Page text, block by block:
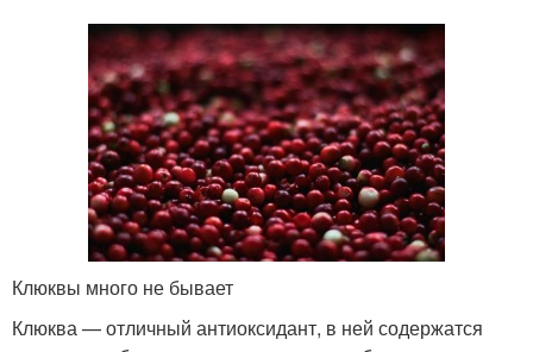
Клюквы много не бывает
Клюква — отличный антиоксидант, в ней содержатся